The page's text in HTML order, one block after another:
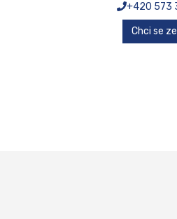
+420 573
Chci se